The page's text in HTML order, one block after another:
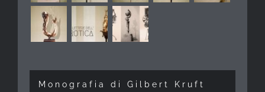
Monografia di Gilbert Kruft